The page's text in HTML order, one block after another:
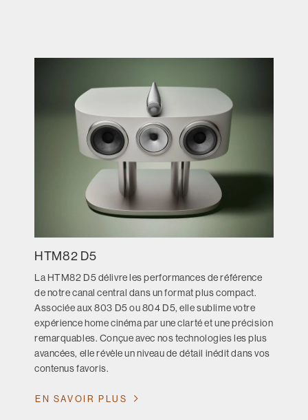
HTM82 D5
La HTM82 D5 délivre les performances de référence
de notre canal central dans un format plus compact.
Associée aux 803 D5 ou 804 D5, elle sublime votre
expérience home cinéma par une clarté et une précision
remarquables. Conçue avec nos technologies les plus
avancées, elle révèle un niveau de détail inédit dans vos
contenus favoris.
EN SAVOIR PLUS